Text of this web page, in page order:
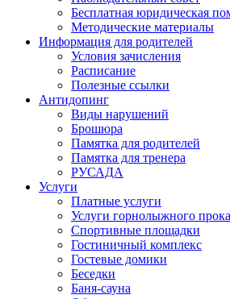
Бесплатная юридическая
Методические материалы
Информация для родителей
Условия зачисления
Расписание
Полезные ссылки
Антидопинг
Виды нарушений
Брошюра
Памятка для родителей
Памятка для тренера
РУСАДА
Услуги
Платные услуги
Услуги горнолыжного
Спортивные площадки
Гостиничный комплекс
Гостевые домики
Беседки
Баня-сауна